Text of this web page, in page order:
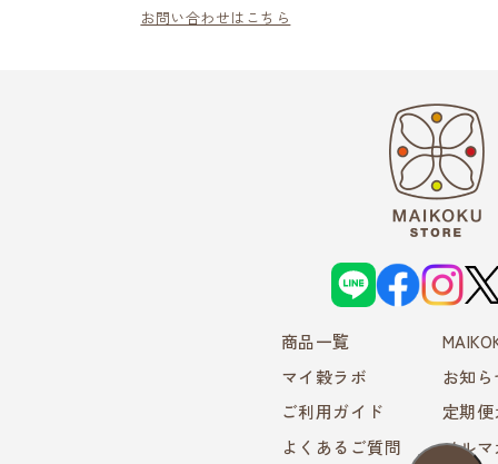
お問い合わせはこちら
L
N
f
a
c
i
n
s
X
商品一覧
マイ穀ラボ
お知ら
ご利用ガイド
定期
よくあるご質問
メル